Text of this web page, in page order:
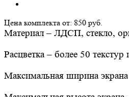
Цена комплекта от: 850 руб.
Материал – ЛДСП, стекло,
Расцветка – более 50 текстур
Максимальная ширина